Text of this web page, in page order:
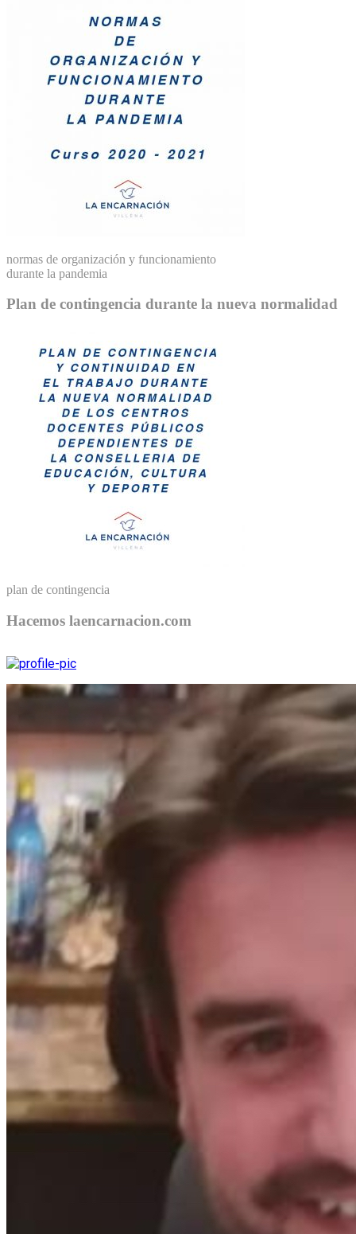
normas de organización y funcionamiento
durante la pandemia
Plan de contingencia durante la nueva normalidad
plan de contingencia
Hacemos laencarnacion.com